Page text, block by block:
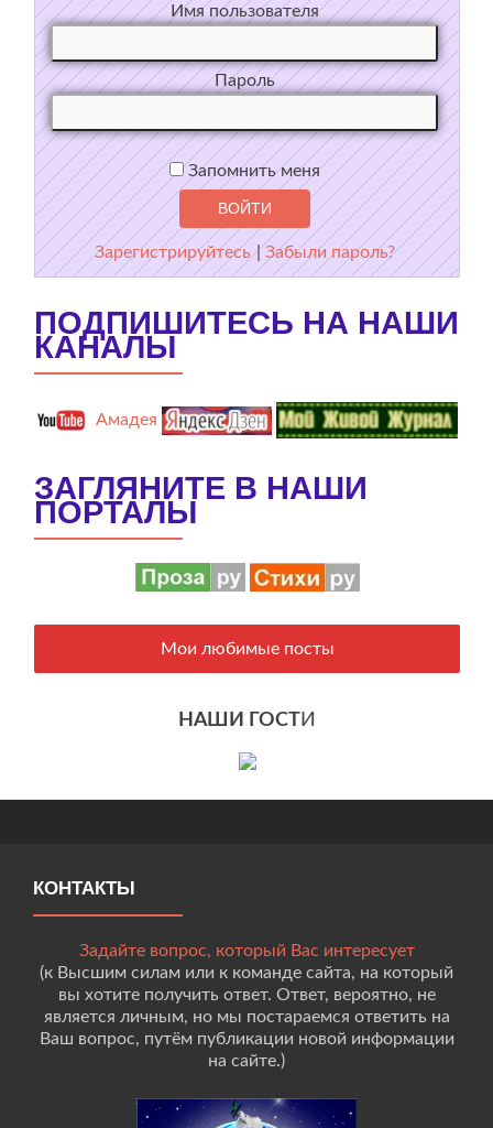
Имя пользователя
Пароль
Запомнить меня
Зарегистрируйтесь |Забыли пароль?
ПОДПИШИТЕСЬ НА НАШИ
КАНАЛЫ
Амадея
ЗАГЛЯНИТЕ В НАШИ
ПОРТАЛЫ
Мои любимые посты
НАШИ ГОСТ И
КОНТАКТЫ
Задайте вопрос, который Вас интересует
(к Высшим силам или к команде сайта, на который
вы хотите получить ответ. Ответ, вероятно, не
является личным, но мы постараемся ответить на
Ваш вопрос, путём публикации новой информации
на сайте.)